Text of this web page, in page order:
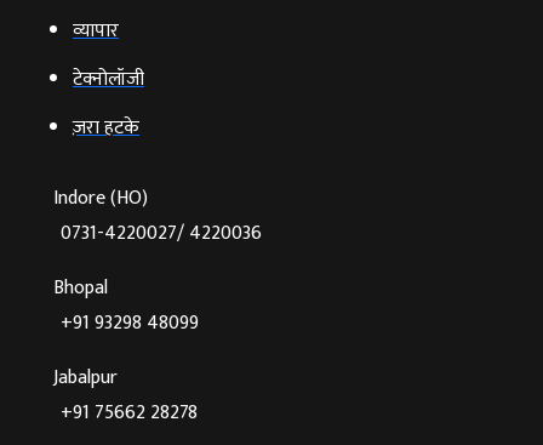
व्‍यापार
टेक्‍नोलॉजी
ज़रा हटके
Indore (HO)
0731-4220027/ 4220036
Bhopal
+91 93298 48099
Jabalpur
+91 75662 28278